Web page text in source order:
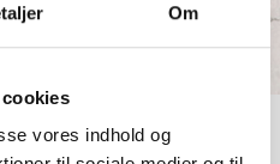
Om
vores indhold og